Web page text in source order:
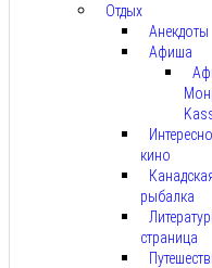
Отдых
Анекдоты
Афиша
кино
рыбалка
страница